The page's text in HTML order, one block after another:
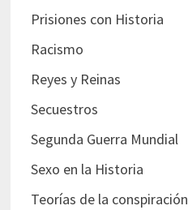
Prisiones con Historia
Racismo
Reyes y Reinas
Secuestros
Segunda Guerra Mundial
Sexo en la Historia
Teorías de la conspiración